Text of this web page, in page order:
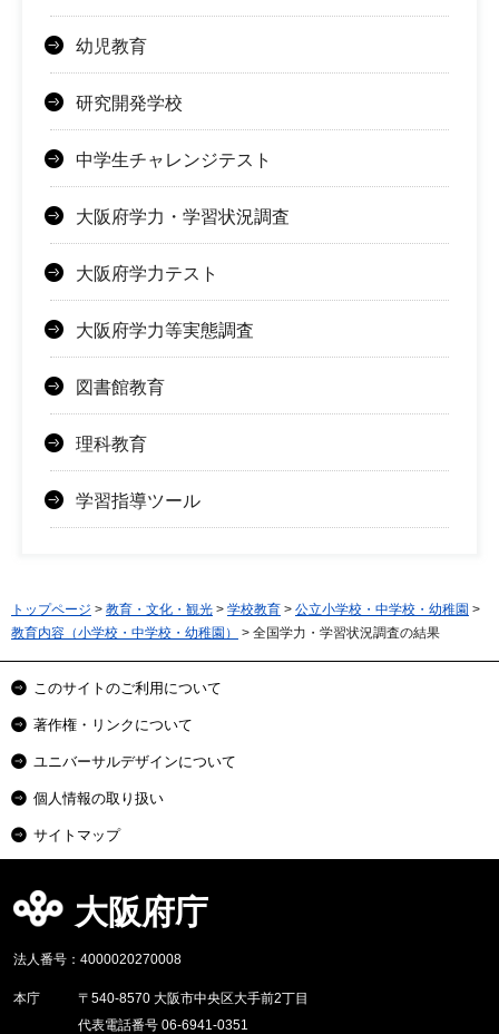
幼児教育
研究開発学校
中学生チャレンジテスト
大阪府学力・学習状況調査
大阪府学力テスト
大阪府学力等実態調査
図書館教育
理科教育
学習指導ツール
トップページ > 教育・文化・観光 > 学校教育 > 公立小学校・中学校・幼稚園 >
教育内容（小学校・中学校・幼稚園）
> 全国学力・学習状況調査の結果
このサイトのご利用について
著作権・リンクについて
ユニバーサルデザインについて
個人情報の取り扱い
サイトマップ
大阪府庁
法人番号：4000020270008
本庁
〒540-8570 大阪市中央区大手前2丁目
代表電話番号 06-6941-0351